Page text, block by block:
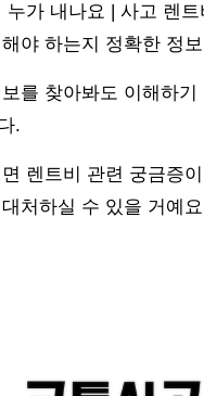
가 내나요 | 사고 렌
야 하는지 정확한 정
를 찾아봐도 이해하
.
렌트비 관련 궁금증
처하실 수 있을 거예